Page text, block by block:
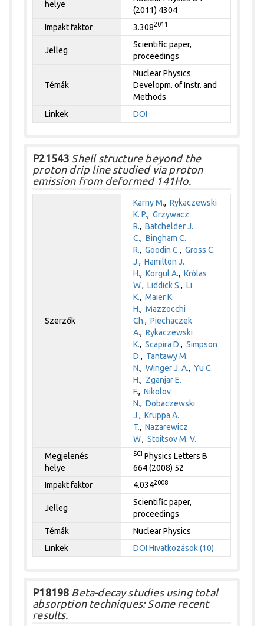
helye
(2011) 4304
Impakt faktor
3.3082011
Jelleg
Scientific paper,
proceedings
Témák
Nuclear Physics
Developm. of Instr. and
Methods
Linkek
DOI
P21543 Shell structure beyond the
proton drip line studied via proton
emission from deformed 141Ho.
Szerzők
Karny M.,Rykaczewski
K. P.,Grzywacz
R.,Batchelder J.
C.,Bingham C.
R.,Goodin C.,Gross C.
J.,Hamilton J.
H.,Korgul A.,Królas
W.,Liddick S.,Li
K.,Maier K.
H.,Mazzocchi
Ch.,Piechaczek
A.,Rykaczewski
K.,Scapira D.,Simpson
D., Tantawy M.
N.,Winger J. A.,Yu C.
H., Zganjar E.
F.,Nikolov
N.,Dobaczewski
J.,Kruppa A.
T.,Nazarewicz
W.,Stoitsov M. V.
Megjelenés
helye
SCI Physics Letters B
664 (2008) 52
Impakt faktor
4.0342008
Jelleg
Scientific paper,
proceedings
Témák
Nuclear Physics
Linkek
DOI Hivatkozások (10)
P18198 Beta-decay studies using total
absorption techniques: Some recent
results.